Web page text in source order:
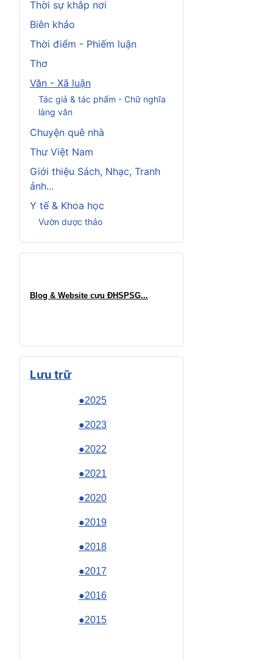
Thời sự khắp nơi
Biên khảo
Thời điểm - Phiếm luận
Thơ
Văn - Xã luận
Tác giả & tác phẩm - Chữ nghĩa
làng văn
Chuyện quê nhà
Thư Việt Nam
Giới thiệu Sách, Nhạc, Tranh
ảnh...
Y tế & Khoa học
Vườn dược thảo
Blog & Website cựu ĐHSPSG...
Lưu trữ
●2025
●2023
●2022
●2021
●2020
●2019
●2018
●2017
●2016
●2015